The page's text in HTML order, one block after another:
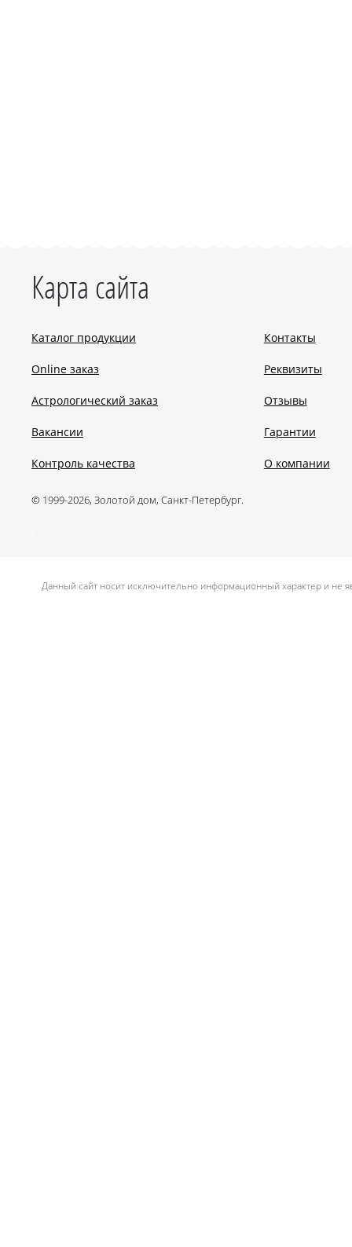
Карта сайта
Каталог продукции
Online заказ
Астрологический заказ
Вакансии
Контроль качества
Контакты
Реквизиты
Отзывы
Гарантии
О компании
© 1999-2026, Золотой дом, Санкт-Петербург.
Данный сайт носит исключительно информационный характер и не